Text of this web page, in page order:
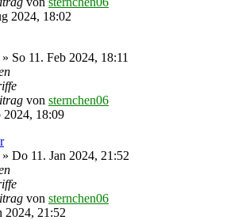
2024, 18:02
» So 11. Feb 2024, 18:11
von sternchen06
2024, 18:09
» Do 11. Jan 2024, 21:52
von sternchen06
2024, 21:52